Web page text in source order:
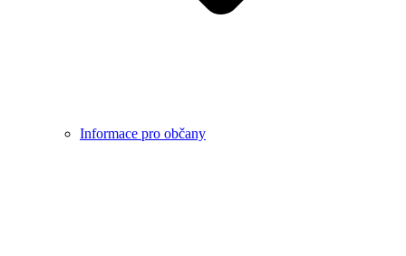
Informace pro občany